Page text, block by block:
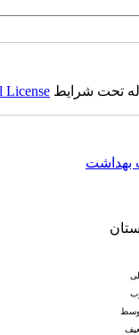
تحت شرایط License
بهداشت